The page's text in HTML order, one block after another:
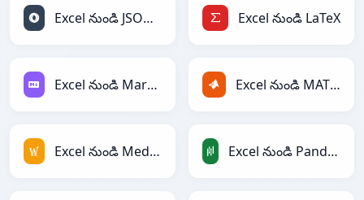
Excel నుండి JSONLines Excel నుండి LaTeX
Excel నుండి Markdown Excel నుండి MATLAB
Excel నుండి MediaWiki Excel నుండి PandasDataFrame